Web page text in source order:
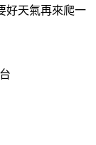
好天氣再來爬一